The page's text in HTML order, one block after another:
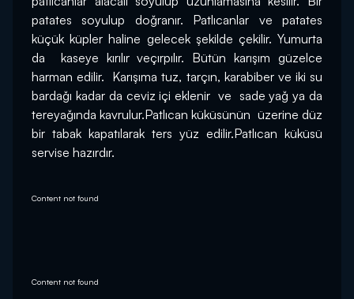
patates soyulup doğranır. Patlıcanlar ve patates
küçük küpler haline gelecek şekilde çekilir. Yumurta
da  kaseye kırılır veçırpılır. Bütün karışım güzelce
harman edilir.  Karışıma tuz, tarçın, karabiber ve iki su
bardağı kadar da ceviz içi eklenir  ve  sade yağ ya da
tereyağında kavrulur.Patlıcan küküsünün  üzerine düz
bir tabak kapatılarak ters yüz edilir.Patlıcan küküsü
servise hazırdır.
Content not found
Content not found